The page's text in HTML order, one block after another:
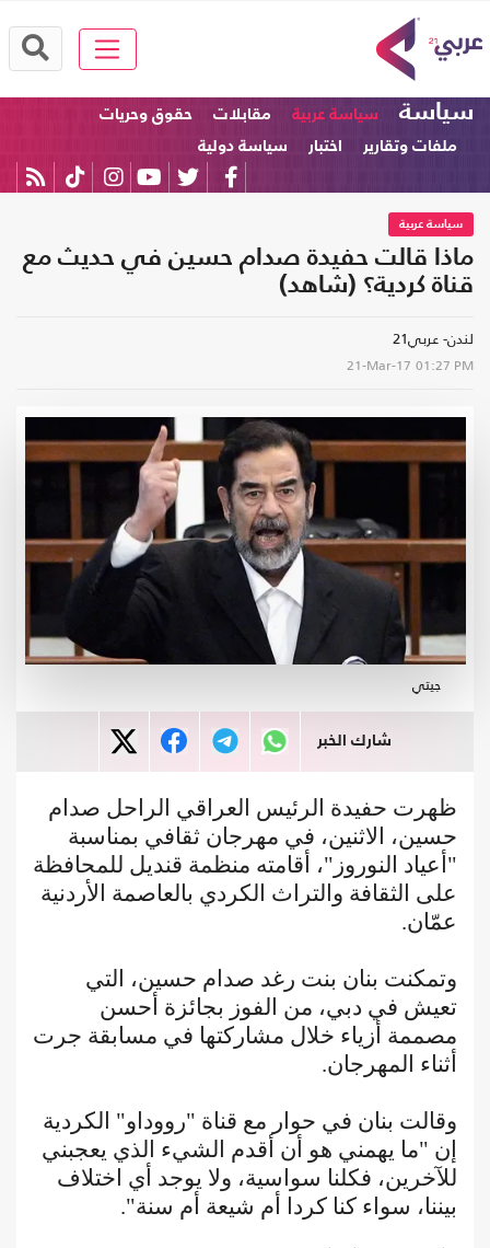
سياسة سياسة عربية مقابلات
حقوق وحريات
ملفات وتقارير
اختبار سياسة دولية
سياسة عربية
ماذا قالت حفيدة صدام حسين في حديث مع
قناة كردية؟ (شاهد)
لندن- عربي21
21-Mar-17 01:27 PM
جيتي
شارك الخبر
ظهرت حفيدة الرئيس العراقي الراحل صدام
حسين، الاثنين، في مهرجان ثقافي بمناسبة
"أعياد النوروز"، أقامته منظمة قنديل للمحافظة
على الثقافة والتراث الكردي بالعاصمة الأردنية
عمّان.
وتمكنت بنان بنت رغد صدام حسين، التي
تعيش في دبي، من الفوز بجائزة أحسن
مصممة أزياء خلال مشاركتها في مسابقة جرت
أثناء المهرجان.
وقالت بنان في حوار مع قناة "رووداو" الكردية
إن "ما يهمني هو أن أقدم الشيء الذي يعجبني
للآخرين، فكلنا سواسية، ولا يوجد أي اختلاف
بيننا، سواء كنا كردا أم شيعة أم سنة".